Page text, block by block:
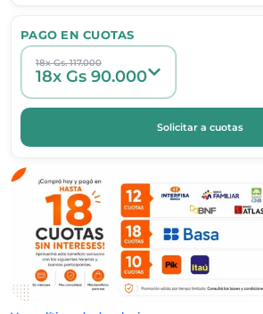
PAGO EN CUOTAS
18x Gs. 117.000
18x Gs 90.000
Solicitar a cuotas